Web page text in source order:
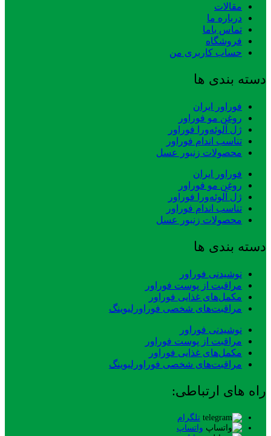
مقالات
درباره ما
تماس باما
فروشگاه
حساب کاربری من
دسته بندی ها
فوراور ایران
روغن مو فوراور
ژل آلوئه‌ورا فوراور
تناسب اندام فوراور
محصولات زنبور عسل
فوراور ایران
روغن مو فوراور
ژل آلوئه‌ورا فوراور
تناسب اندام فوراور
محصولات زنبور عسل
دسته بندی ها
نوشیدنی فوراور
مراقبت از پوست فوراور
مکمل‌های غذایی فوراور
مراقبت‌های شخصی فوراورلیوینگ
نوشیدنی فوراور
مراقبت از پوست فوراور
مکمل‌های غذایی فوراور
مراقبت‌های شخصی فوراورلیوینگ
راه های ارتباطی:
تلگرام
واتساپ